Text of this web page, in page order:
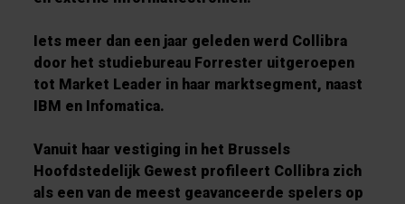
Iets meer dan een jaar geleden werd Collibra
door het studiebureau Forrester uitgeroepen
tot Market Leader in haar marktsegment, naast
IBM en Infomatica.
Vanuit haar vestiging in het Brussels
Hoofdstedelijk Gewest profileert Collibra zich
als een van de meest geavanceerde spelers op